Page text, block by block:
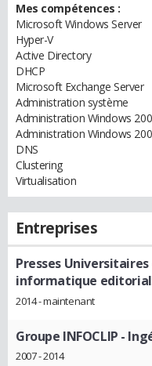
Mes compétences :
Microsoft Windows Server
Hyper-V
Active Directory
DHCP
Microsoft Exchange Server
Administration système
Administration Windows
Administration Windows
DNS
Clustering
Virtualisation
Entreprises
Presses Universitaires
informatique
2014 - maintenant
Groupe INFOCLIP -
2007 - 2014